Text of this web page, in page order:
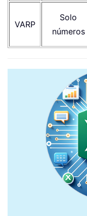
VARP
Solo
números